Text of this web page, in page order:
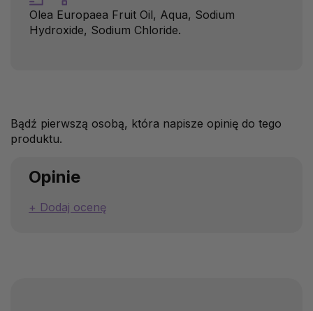
Olea Europaea Fruit Oil, Aqua, Sodium
Hydroxide, Sodium Chloride.
Bądź pierwszą osobą, która napisze opinię do tego
produktu.
Opinie
Dodaj ocenę